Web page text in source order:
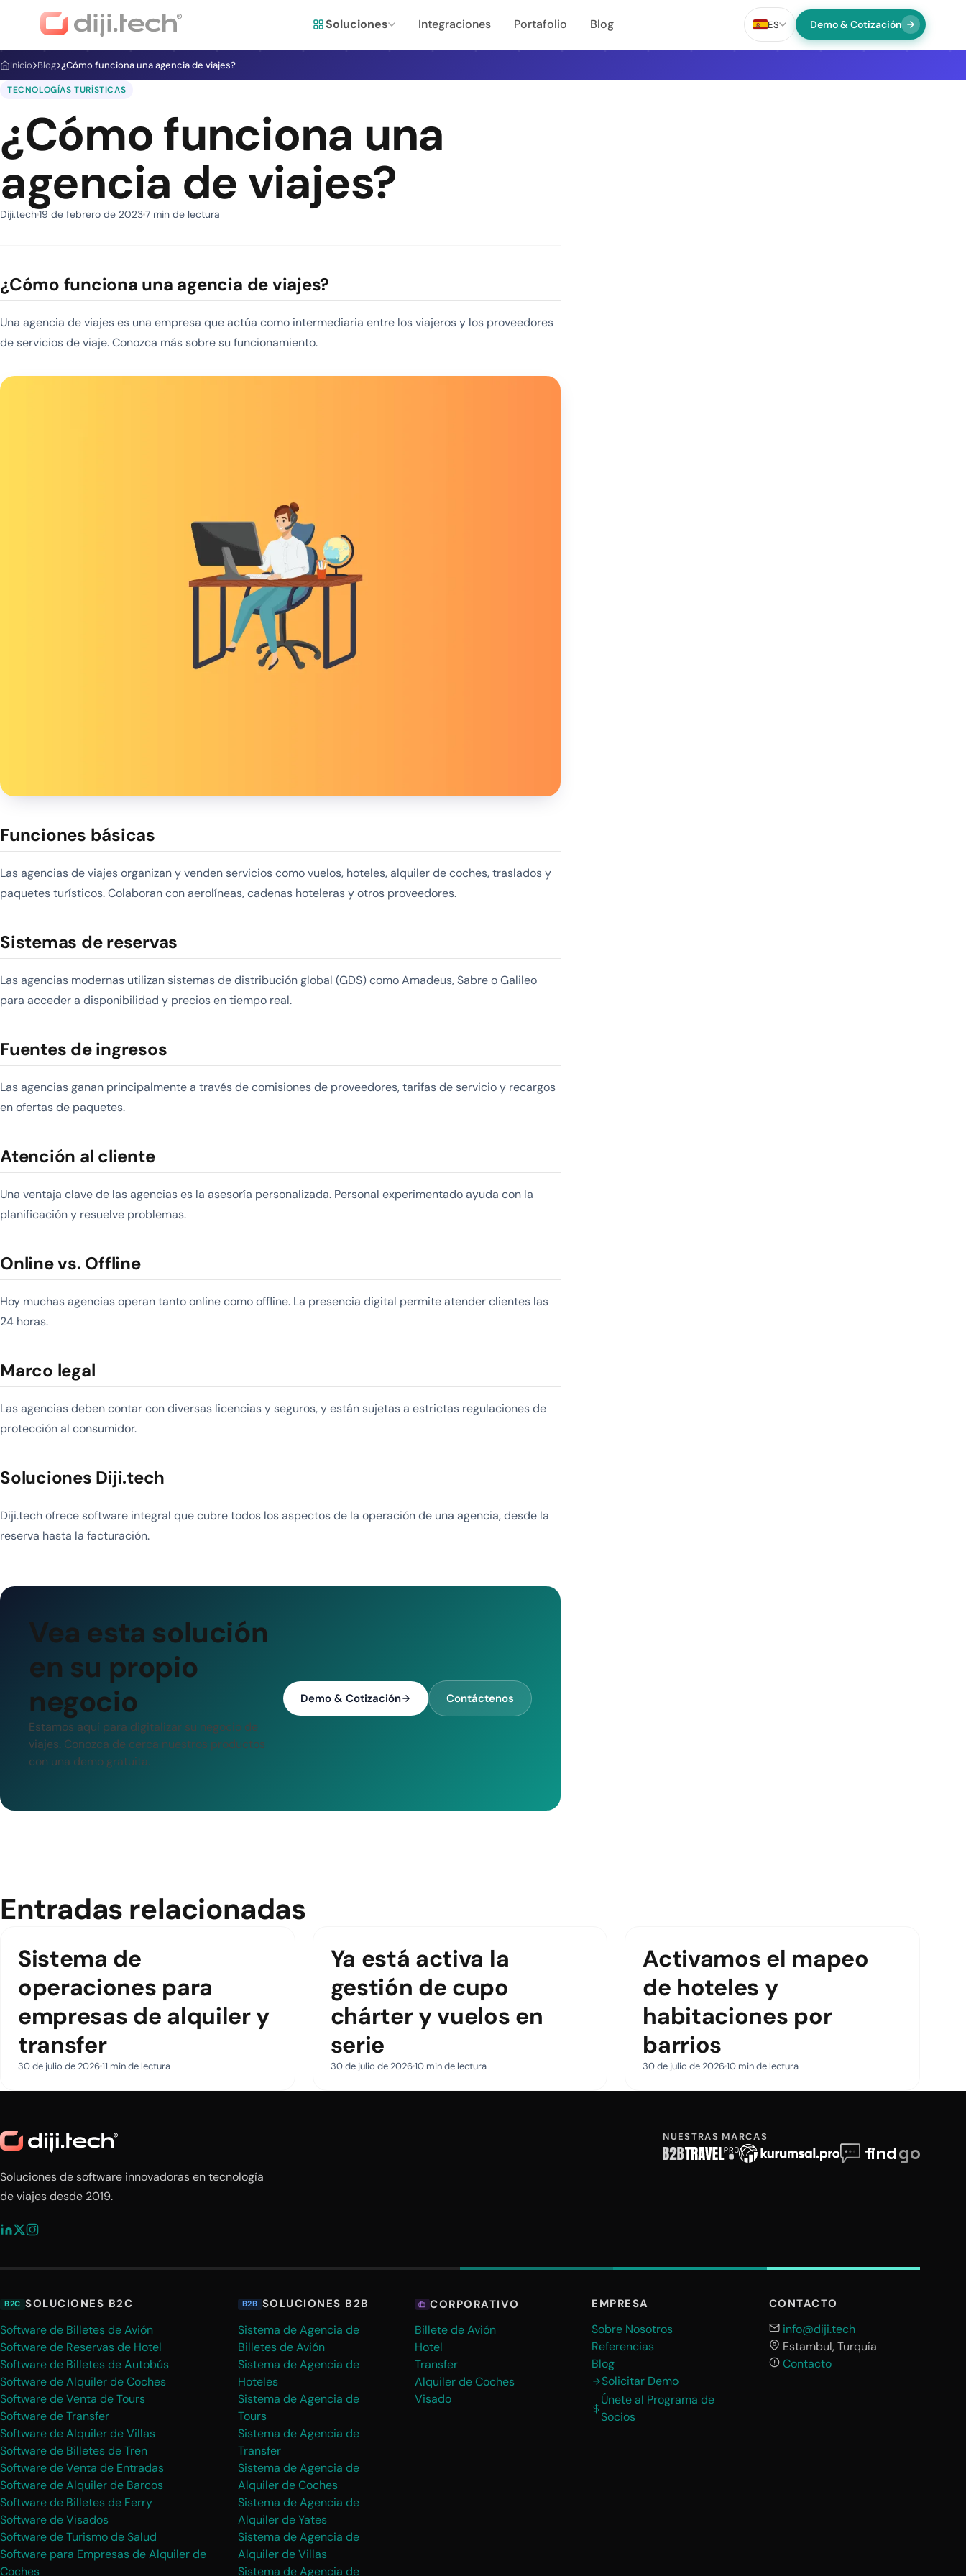
Soluciones Integraciones Portafolio Blog ES Demo & Cotización
Inicio Blog ¿Cómo funciona una agencia de viajes?
TECNOLOGÍAS TURÍSTICAS
¿Cómo funciona una
agencia de viajes?
Diji.tech19 de febrero de 20237 min de lectura
¿Cómo funciona una agencia de viajes?
Una agencia de viajes es una empresa que actúa como intermediaria entre los viajeros y los proveedores
de servicios de viaje. Conozca más sobre su funcionamiento.
Funciones básicas
Las agencias de viajes organizan y venden servicios como vuelos, hoteles, alquiler de coches, traslados y
paquetes turísticos. Colaboran con aerolíneas, cadenas hoteleras y otros proveedores.
Sistemas de reservas
Las agencias modernas utilizan sistemas de distribución global (GDS) como Amadeus, Sabre o Galileo
para acceder a disponibilidad y precios en tiempo real.
Fuentes de ingresos
Las agencias ganan principalmente a través de comisiones de proveedores, tarifas de servicio y recargos
en ofertas de paquetes.
Atención al cliente
Una ventaja clave de las agencias es la asesoría personalizada. Personal experimentado ayuda con la
planificación y resuelve problemas.
Online vs. Offline
Hoy muchas agencias operan tanto online como offline. La presencia digital permite atender clientes las
24 horas.
Marco legal
Las agencias deben contar con diversas licencias y seguros, y están sujetas a estrictas regulaciones de
protección al consumidor.
Soluciones Diji.tech
Diji.tech ofrece software integral que cubre todos los aspectos de la operación de una agencia, desde la
reserva hasta la facturación.
Vea esta solución
en su propio
negocio
Estamos aquí para digitalizar su negocio de
viajes. Conozca de cerca nuestros productos
con una demo gratuita.
Demo & Cotización Contáctenos
Entradas relacionadas
Sistema de
operaciones para
empresas de alquiler y
transfer
30 de julio de 202611 min de lectura
Ya está activa la
gestión de cupo
chárter y vuelos en
serie
30 de julio de 202610 min de lectura
Activamos el mapeo
de hoteles y
habitaciones por
barrios
30 de julio de 202610 min de lectura
Soluciones de software innovadoras en tecnología
de viajes desde 2019.
NUESTRAS MARCAS
B2C SOLUCIONES B2C
Software de Billetes de Avión
Software de Reservas de Hotel
Software de Billetes de Autobús
Software de Alquiler de Coches
Software de Venta de Tours
Software de Transfer
Software de Alquiler de Villas
Software de Billetes de Tren
Software de Venta de Entradas
Software de Alquiler de Barcos
Software de Billetes de Ferry
Software de Visados
Software de Turismo de Salud
Software para Empresas de Alquiler de
Coches
B2B SOLUCIONES B2B
Sistema de Agencia de
Billetes de Avión
Sistema de Agencia de
Hoteles
Sistema de Agencia de
Tours
Sistema de Agencia de
Transfer
Sistema de Agencia de
Alquiler de Coches
Sistema de Agencia de
Alquiler de Yates
Sistema de Agencia de
Alquiler de Villas
Sistema de Agencia de
CORPORATIVO
Billete de Avión
Hotel
Transfer
Alquiler de Coches
Visado
EMPRESA
Sobre Nosotros
Referencias
Blog
Solicitar Demo
Únete al Programa de
Socios
CONTACTO
info@diji.tech
Estambul, Turquía
Contacto